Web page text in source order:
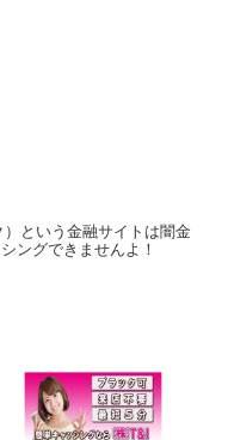
）という金融サイトは闇金
ングできませんよ！